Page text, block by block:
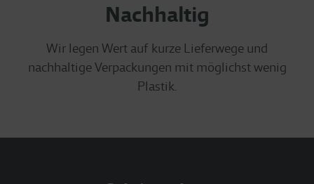
Nachhaltig
Wir legen Wert auf kurze Lieferwege und
nachhaltige Verpackungen mit möglichst wenig
Plastik.